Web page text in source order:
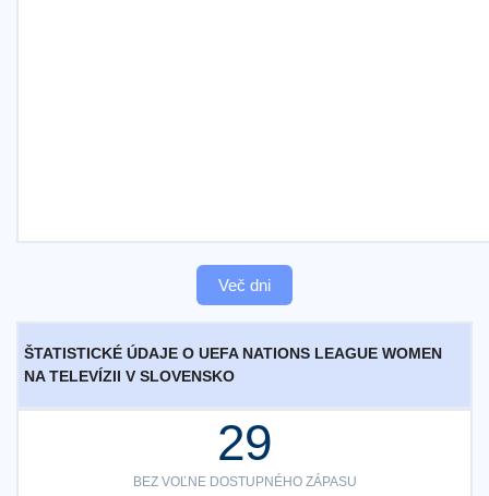
Več dni
ŠTATISTICKÉ ÚDAJE O UEFA NATIONS LEAGUE WOMEN
NA TELEVÍZII V SLOVENSKO
29
BEZ VOĽNE DOSTUPNÉHO ZÁPASU